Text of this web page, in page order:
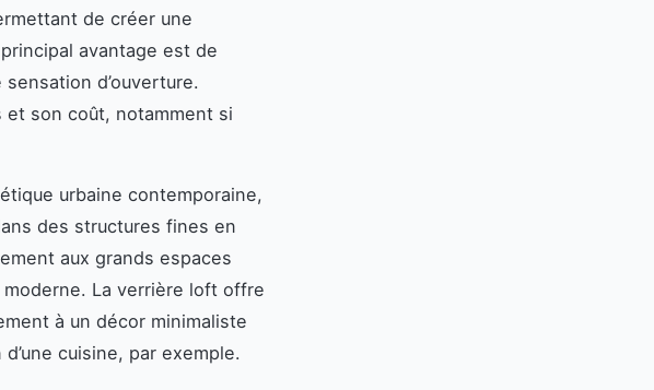
de créer une
avantage est de
d’ouverture.
son coût, notamment si
urbaine contemporaine,
des structures fines en
aux grands espaces
La verrière loft offre
à un décor minimaliste
cuisine, par exemple.